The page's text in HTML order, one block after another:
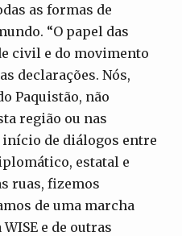
as formas de
“O papel das
civil e do movimento
declarações. Nós,
Paquistão, não
região ou nas
de diálogos entre
estatal e
ruas, fizemos
de uma marcha
e de outras